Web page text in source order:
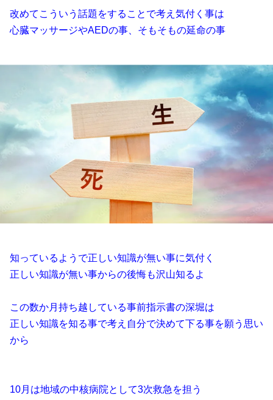
改めてこういう話題をすることで考え気付く事は
心臓マッサージやAEDの事、そもそもの延命の事
知っているようで正しい知識が無い事に気付く
正しい知識が無い事からの後悔も沢山知るよ
この数か月持ち越している事前指示書の深堀は
正しい知識を知る事で考え自分で決めて下る事を願う思い
から
10月は地域の中核病院として3次救急を担う